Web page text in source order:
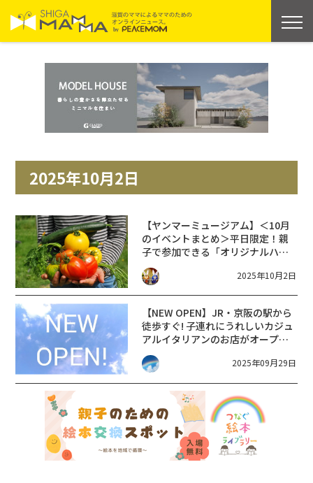
2025年10月2日
【ヤンマーミュージアム】＜10月
のイベントまとめ＞平日限定！親
子で参加できる「オリジナルハン
カチ作り」/期間限定！ことばさが
しゲーム「たがやせ畑の収穫祭」
2025年10月2日
【NEW OPEN】JR・京阪の駅から
徒歩すぐ! 子連れにうれしいカジュ
アルイタリアンのお店がオープン
しています。【Coris dining (コリ
スダイニング)】2025年09月29日